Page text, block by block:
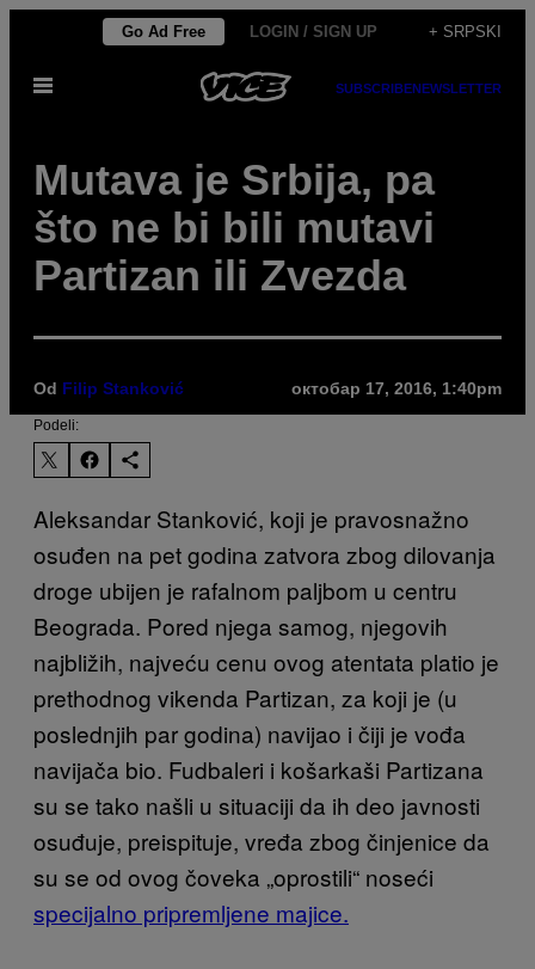
садржај
Go Ad Free LOGIN / SIGN UP + SRPSKI
Otvori
SUBSCRIBENEWSLETTER
Mutava je Srbija, pa
što ne bi bili mutavi
Partizan ili Zvezda
Od Filip Stanković октобар 17, 2016, 1:40pm
Podeli:
Aleksandar Stanković, koji je pravosnažno
osuđen na pet godina zatvora zbog dilovanja
droge ubijen je rafalnom paljbom u centru
Beograda. Pored njega samog, njegovih
najbližih, najveću cenu ovog atentata platio je
prethodnog vikenda Partizan, za koji je (u
poslednjih par godina) navijao i čiji je vođa
navijača bio. Fudbaleri i košarkaši Partizana
su se tako našli u situaciji da ih deo javnosti
osuđuje, preispituje, vređa zbog činjenice da
su se od ovog čoveka „oprostili“ noseći
specijalno pripremljene majice.